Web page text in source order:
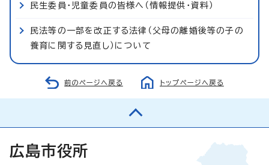
民生委員・児童委員の皆様へ（情報提供・資料）
民法等の一部を改正する法律（父母の離婚後等の子の
養育に関する見直し）について
前のページへ戻る トップページへ戻る
広島市役所